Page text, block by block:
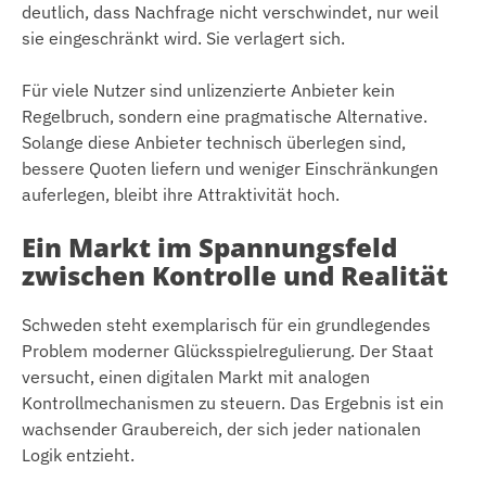
deutlich, dass Nachfrage nicht verschwindet, nur weil
sie eingeschränkt wird. Sie verlagert sich.
Für viele Nutzer sind unlizenzierte Anbieter kein
Regelbruch, sondern eine pragmatische Alternative.
Solange diese Anbieter technisch überlegen sind,
bessere Quoten liefern und weniger Einschränkungen
auferlegen, bleibt ihre Attraktivität hoch.
Ein Markt im Spannungsfeld
zwischen Kontrolle und Realität
Schweden steht exemplarisch für ein grundlegendes
Problem moderner Glücksspielregulierung. Der Staat
versucht, einen digitalen Markt mit analogen
Kontrollmechanismen zu steuern. Das Ergebnis ist ein
wachsender Graubereich, der sich jeder nationalen
Logik entzieht.